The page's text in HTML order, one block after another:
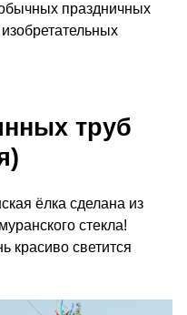
праздничных
труб
ёлка сделана из
стекла!
красиво светится